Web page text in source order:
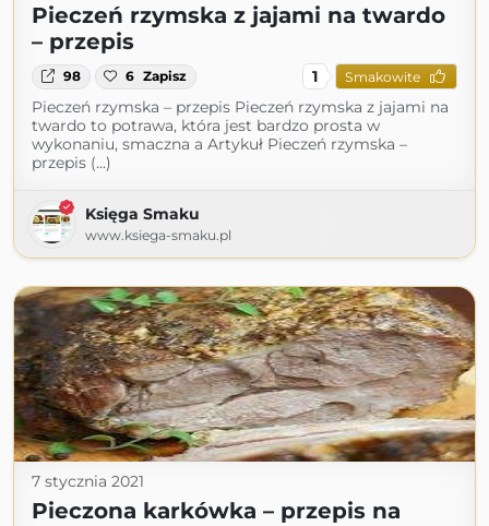
Pieczeń rzymska z jajami na twardo
– przepis
98 6 Zapisz 1 Smakowite
Pieczeń rzymska – przepis Pieczeń rzymska z jajami na
twardo to potrawa, która jest bardzo prosta w
wykonaniu, smaczna a Artykuł Pieczeń rzymska –
przepis (...)
Księga Smaku
www.ksiega-smaku.pl
7 stycznia 2021
Pieczona karkówka – przepis na